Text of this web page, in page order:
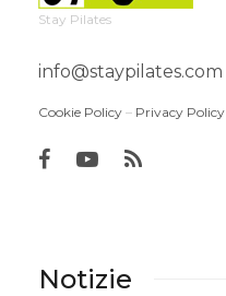
Stay Pilates
info@staypilates.com
Cookie Policy – Privacy Policy
Notizie